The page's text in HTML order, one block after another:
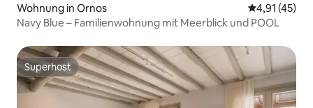
Wohnung in Ornos
4,91 (45)
Navy Blue – Familienwohnung mit Meerblick und POOL
Superhost
Superhost